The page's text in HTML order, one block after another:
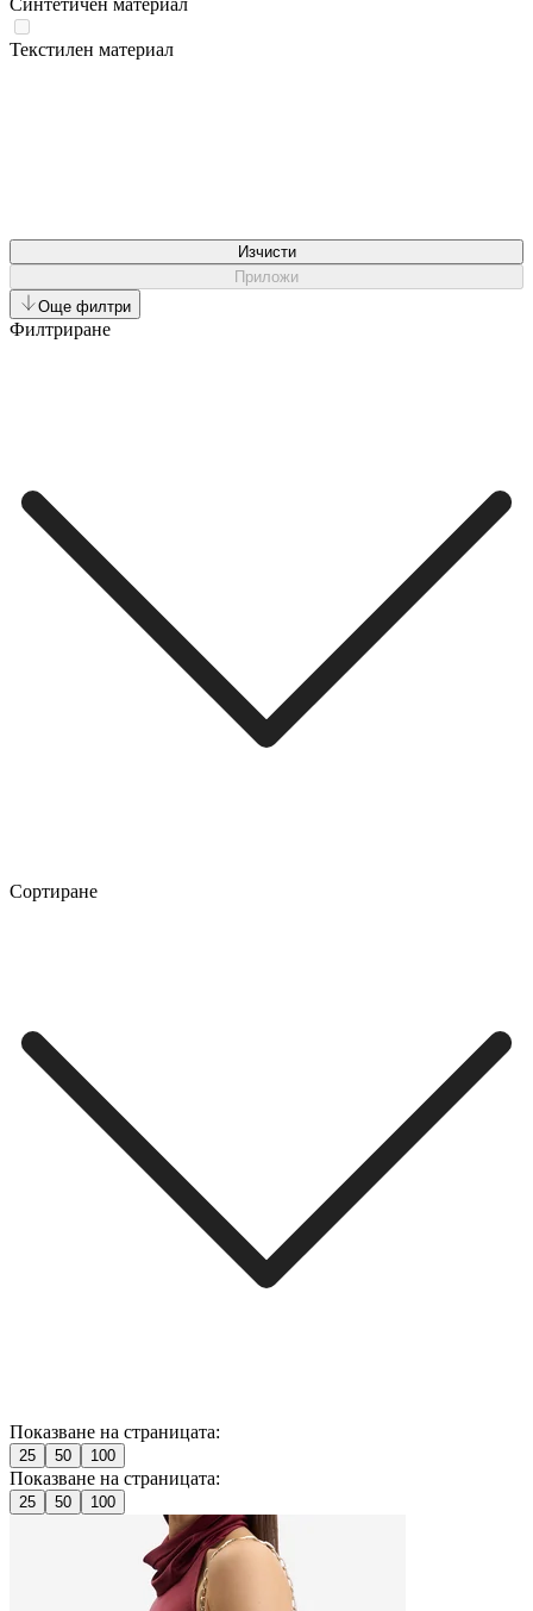
Текстилен материал
Изчисти
Приложи
Още филтри
Филтриране
Сортиране
Показване на страницата:
25 50 100
Показване на страницата:
25 50 100